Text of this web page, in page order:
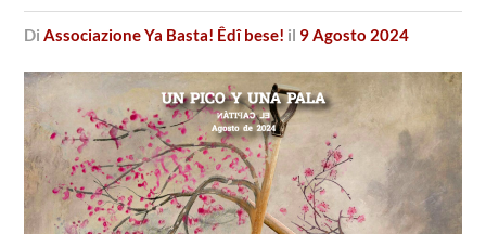
diAssociazione Ya Basta! Êdî bese! il 9 Agosto 2024